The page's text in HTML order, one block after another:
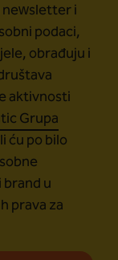
newsletter i
podaci,
obrađuju i
aktivnosti
Grupa
ću po bilo
brand u
prava za